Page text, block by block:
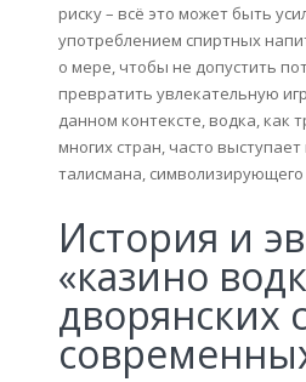
риску – всё это может быть
употреблением спиртных
о мере, чтобы не допустить
превратить увлекательную
данном контексте, водка, как
многих стран, часто
талисмана,
История и
«казино
дворянских